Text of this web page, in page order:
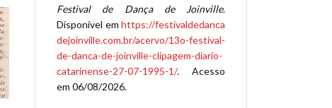
Festival de Dança de Joinville.
Disponível em https://festivaldedanca
dejoinville.com.br/acervo/13o-festival-
de-danca-de-joinville-clipagem-diario-
catarinense-27-07-1995-1/. Acesso
em 06/08/2026.